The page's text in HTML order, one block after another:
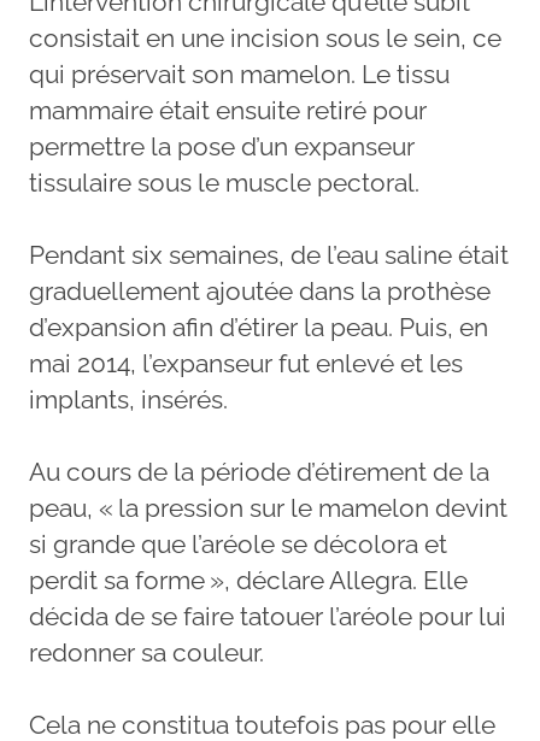
consistait en une incision sous le sein, ce
qui préservait son mamelon. Le tissu
mammaire était ensuite retiré pour
permettre la pose d’un expanseur
tissulaire sous le muscle pectoral.
Pendant six semaines, de l’eau saline était
graduellement ajoutée dans la prothèse
d’expansion afin d’étirer la peau. Puis, en
mai 2014, l’expanseur fut enlevé et les
implants, insérés.
Au cours de la période d’étirement de la
peau, « la pression sur le mamelon devint
si grande que l’aréole se décolora et
perdit sa forme », déclare Allegra. Elle
décida de se faire tatouer l’aréole pour lui
redonner sa couleur.
Cela ne constitua toutefois pas pour elle